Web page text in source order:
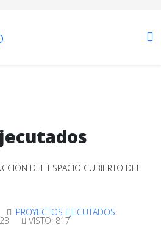
PROYECTOS EJECUTADOS
VISTO: 817